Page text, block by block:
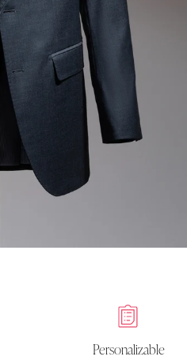
Personalizable